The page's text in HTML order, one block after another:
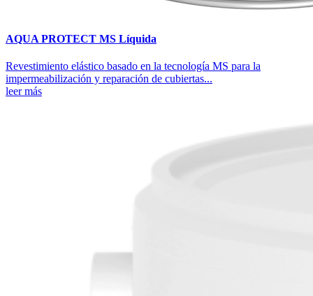
AQUA PROTECT MS Líquida
Revestimiento elástico basado en la tecnología MS para la
impermeabilización y reparación de cubiertas...
leer más